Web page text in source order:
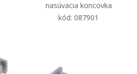
nasúvacia koncovka
kód: 087901